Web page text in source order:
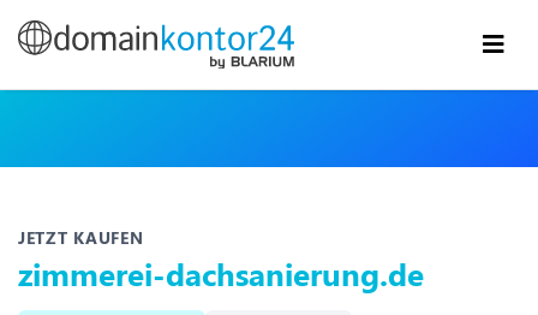
JETZT KAUFEN
zimmerei-dachsanierung.de